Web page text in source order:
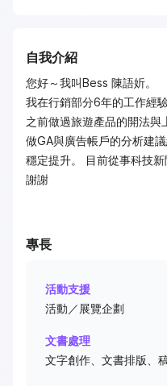
自我介紹
您好～我叫Bess 陳語妡。
我在行銷部分6年的工作經驗
之前做過旅遊產品的開法與
做GA與廣告帳戶的分析建
穩定提升。 目前從事科技
謝謝
專長
活動支援
活動／展覽企劃
文書處理
文字創作、文書排版、